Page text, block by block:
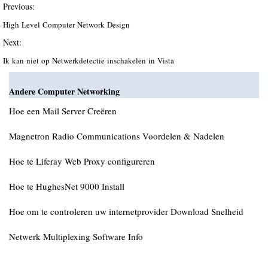
Previous:
High Level Computer Network Design
Next:
Ik kan niet op Netwerkdetectie inschakelen in Vista
Andere Computer Networking
Hoe een Mail Server Creëren
Magnetron Radio Communications Voordelen & Nadelen
Hoe te Liferay Web Proxy configureren
Hoe te HughesNet 9000 Install
Hoe om te controleren uw internetprovider Download Snelheid
Netwerk Multiplexing Software Info